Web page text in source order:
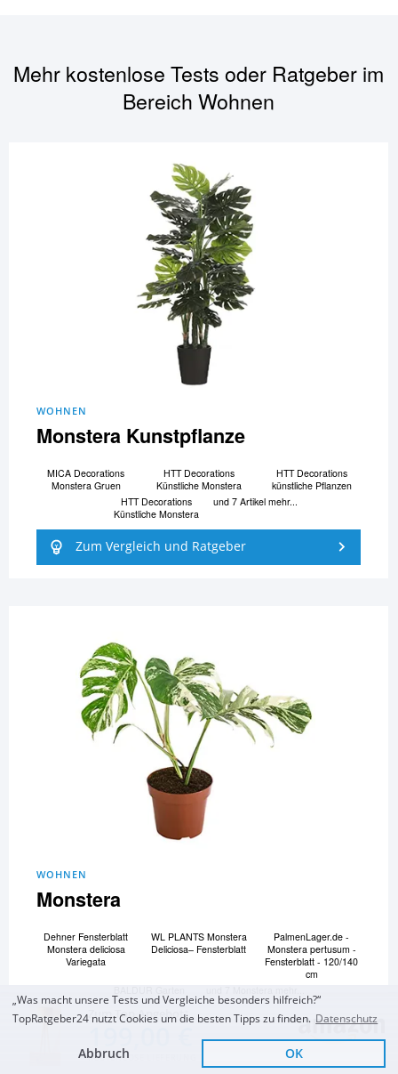
Zum Top Angebot
KOSTENLOSE LIEFERUNG
Mehr kostenlose Tests oder Ratgeber im
BereichWohnen
WOHNEN
Monstera Kunstpflanze
MICA Decorations
Monstera Gruen
HTT Decorations
Künstliche Monstera
HTT Decorations
künstliche Pflanzen
HTT Decorations
Künstliche Monstera
und 7 Artikel mehr...
Zum Vergleich und Ratgeber
WOHNEN
Monstera
Dehner Fensterblatt
Monstera deliciosa
Variegata
WL PLANTS Monstera
Deliciosa– Fensterblatt
PalmenLager.de -
Monstera pertusum -
Fensterblatt - 120/140
cm
Monstera Fensterblatt
ca
Zum Vergleich und Ratgeber
„Was macht unsere Tests und Vergleiche besonders hilfreich?“
TopRatgeber24 nutzt Cookies um die besten Tipps zu finden. Datenschutz
Abbruch OK